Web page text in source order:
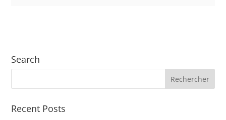
Search
Recent Posts